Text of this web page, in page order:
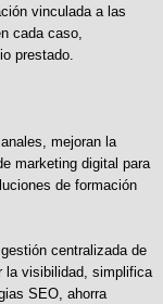
vinculada a las
cada caso,
prestado.
mejoran la
marketing digital para
de formación
centralizada de
la visibilidad, simplifica
SEO, ahorra